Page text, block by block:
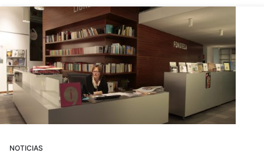
NOTICIAS